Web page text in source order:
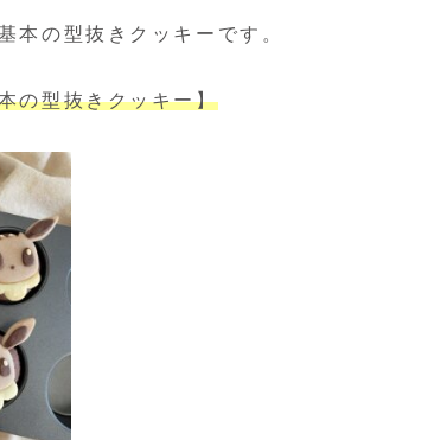
本の型抜きクッキーです。
の型抜きクッキー】